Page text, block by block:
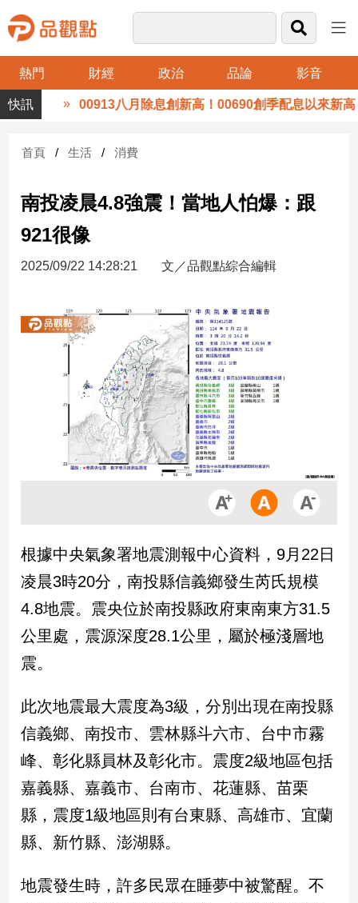
熱門 財經 政治 品論 影音
品
觀
財
台
財
新
產
經/
政
治
政
治
焦
品
點
民
調
國
會
點
觀
00913八月除息創新高！00690創季配息以來新高
首頁 生活 消費
南投凌晨4.8強震！當地人怕爆：跟
921很像
2025/09/22 14:28:21 文／品觀點綜合編輯
根據中央氣象署地震測報中心資料，9月22日
凌晨3時20分，南投縣信義鄉發生芮氏規模
4.8地震。震央位於南投縣政府東南東方31.5
公里處，震源深度28.1公里，屬於極淺層地
震。
此次地震最大震度為3級，分別出現在南投縣
信義鄉、南投市、雲林縣斗六市、台中市霧
峰、彰化縣員林及彰化市。震度2級地區包括
嘉義縣、嘉義市、台南市、花蓮縣、苗栗
縣，震度1級地區則有台東縣、高雄市、宜蘭
縣、新竹縣、澎湖縣。
地震發生時，許多民眾在睡夢中被驚醒。不